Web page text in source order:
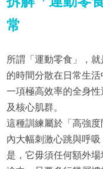
常
所謂「運動零食」，
的時間分散在日常生
一項極高效率的全身
及核心肌群。
這種訓練屬於「高強
內大幅刺激心跳與呼
是，它毋須任何額外